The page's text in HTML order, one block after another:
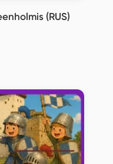
(RUS)